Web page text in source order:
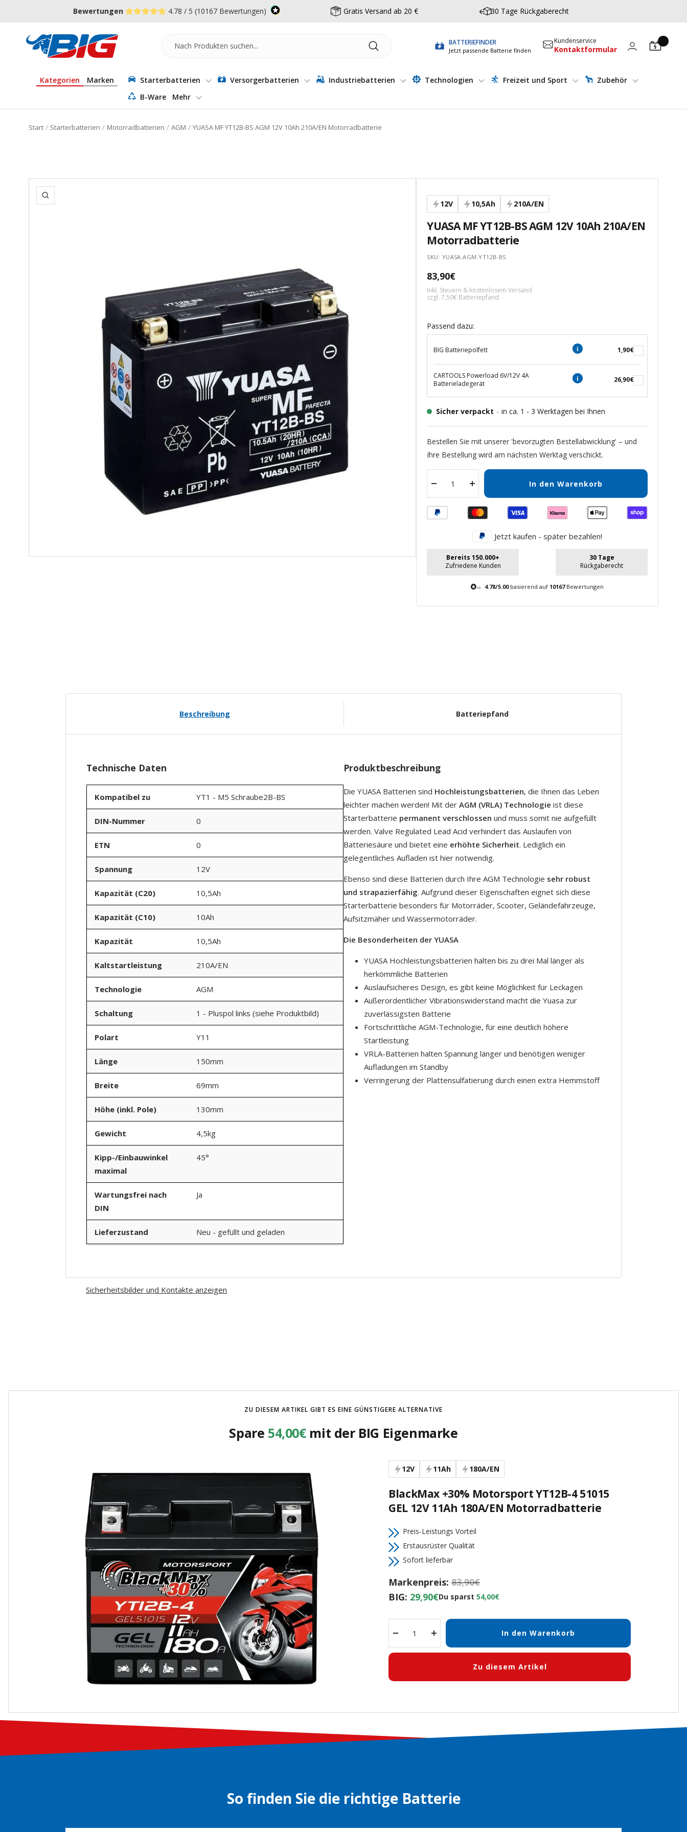
Zum Menü springen
Fußzeile springen
Barrierefreiheits-Widget öffnen
Bewertungen 4.78 / 5 (10167 Bewertungen) Gratis Versand ab 20 € 30 Tage Rückgaberecht
Batterie-
Industrie-
BATTERIEFINDER
Jetzt passende Batterie finden
Kundenservice
Kontaktformular
Kategorien Marken Starterbatterien Versorgerbatterien Industriebatterien Technologien Freizeit und Sport
Zubehör
B-Ware
Mehr
Start Starterbatterien Motorradbatterien AGM YUASA MF YT12B-BS AGM 12V 10Ah 210A/EN Motorradbatterie
Zoom 12V 10,5Ah 210A/EN
YUASA MF YT12B-BS AGM 12V 10Ah 210A/EN
Motorradbatterie
SKU: YUASA.AGM.YT12B-BS
Angebotspreis
83,90€
Inkl. Steuern & kostenlosem Versand
zzgl. 7,50€ Batteriepfand
Passend dazu:
BIG Batteriepolfett 1,90€
CARTOOLS Powerload 6V/12V 4A
Batterieladegerät
26,90€
Sicher verpackt - in ca. 1 - 3 Werktagen bei Ihnen
Bestellen Sie mit unserer 'bevorzugten Bestellabwicklung' – und
Ihre Bestellung wird am nächsten Werktag verschickt.
Menge
Menge
In den Warenkorb
Jetzt kaufen - später bezahlen!
Bereits 150.000+
Zufriedene Kunden
30 Tage
Rückgaberecht
4.78/5.00basierend auf 10167Bewertungen
Beschreibung Batteriepfand
Technische Daten
Kompatibel zu YT1 - M5 Schraube2B-BS
DIN-Nummer 0
ETN 0
Spannung 12V
Kapazität (C20) 10,5Ah
Kapazität (C10) 10Ah
Kapazität 10,5Ah
Kaltstartleistung 210A/EN
Technologie AGM
Schaltung 1 - Pluspol links (siehe Produktbild)
Polart Y11
Länge 150mm
Breite 69mm
Höhe (inkl. Pole) 130mm
Gewicht 4,5kg
Kipp-/Einbauwinkel
maximal
45°
Wartungsfrei nach
DIN
Ja
Lieferzustand Neu - gefüllt und geladen
Produktbeschreibung
Die YUASA Batterien sind Hochleistungsbatterien, die Ihnen das Leben
leichter machen werden! Mit der AGM (VRLA) Technologie ist diese
Starterbatterie permanent verschlossen und muss somit nie aufgefüllt
werden. Valve Regulated Lead Acid verhindert das Auslaufen von
Batteriesäure und bietet eine erhöhte Sicherheit. Lediglich ein
gelegentliches Aufladen ist hier notwendig.
Ebenso sind diese Batterien durch Ihre AGM Technologie sehr robust
und strapazierfähig. Aufgrund dieser Eigenschaften eignet sich diese
Starterbatterie besonders für Motorräder, Scooter, Geländefahrzeuge,
Aufsitzmäher und Wassermotorräder.
Die Besonderheiten der YUASA
YUASA Hochleistungsbatterien halten bis zu drei Mal länger als
herkömmliche Batterien
Auslaufsicheres Design, es gibt keine Möglichkeit für Leckagen
Außerordentlicher Vibrationswiderstand macht die Yuasa zur
zuverlässigsten Batterie
Fortschrittliche AGM-Technologie, für eine deutlich höhere
Startleistung
VRLA-Batterien halten Spannung länger und benötigen weniger
Aufladungen im Standby
Verringerung der Plattensulfatierung durch einen extra Hemmstoff
Sicherheitsbilder und Kontakte anzeigen
ZU DIESEM ARTIKEL GIBT ES EINE GÜNSTIGERE ALTERNATIVE
Spare 54,00€mit der BIG Eigenmarke
12V 11Ah 180A/EN
BlackMax +30% Motorsport YT12B-4 51015
GEL 12V 11Ah 180A/EN Motorradbatterie
Preis-Leistungs Vorteil
Erstausrüster Qualität
Sofort lieferbar
Markenpreis:83,90€
BIG: 29,90€Du sparst54,00€
Menge
verringern
Menge
erhöhen
In den Warenkorb
Zu diesem Artikel
So finden Sie die richtige Batterie